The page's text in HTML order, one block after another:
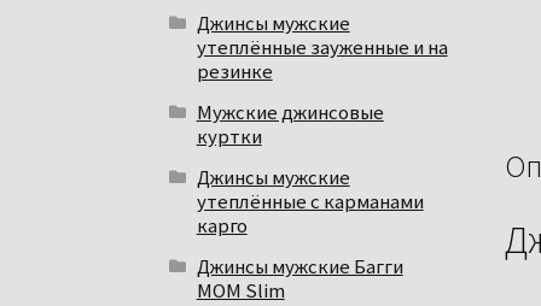
Джинсы мужские
утеплённые зауженные и на
резинке
Мужские джинсовые
куртки
Джинсы мужские
утеплённые с карманами
карго
Джинсы мужские Багги
МОМ Slim